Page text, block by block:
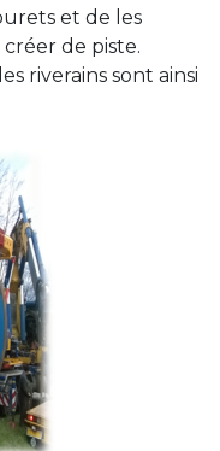
et de les
de piste.
riverains sont ainsi